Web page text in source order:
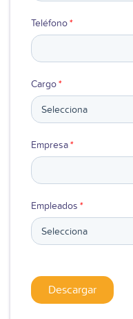
Teléfono*
Cargo*
Empresa*
Empleados *